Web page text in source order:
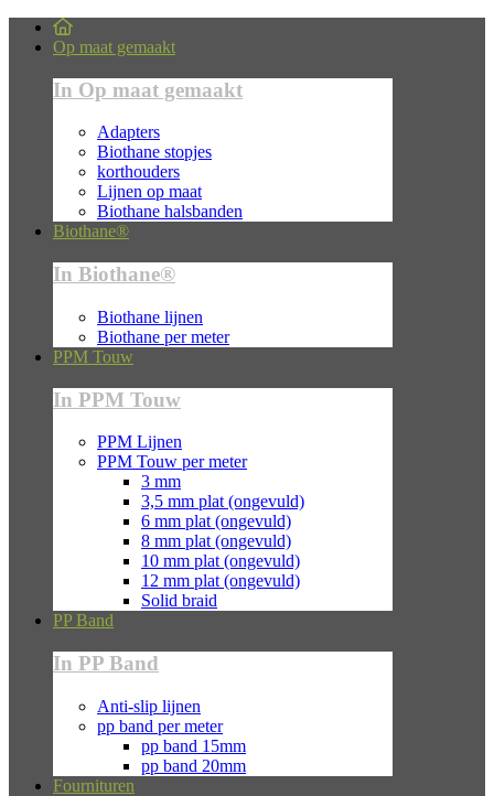
Op maat gemaakt
In Op maat gemaakt
Adapters
Biothane stopjes
korthouders
Lijnen op maat
Biothane halsbanden
Biothane®
In Biothane®
Biothane lijnen
Biothane per meter
PPM Touw
In PPM Touw
PPM Lijnen
PPM Touw per meter
3 mm
3,5 mm plat (ongevuld)
6 mm plat (ongevuld)
8 mm plat (ongevuld)
10 mm plat (ongevuld)
12 mm plat (ongevuld)
Solid braid
PP Band
In PP Band
Anti-slip lijnen
pp band per meter
pp band 15mm
pp band 20mm
Fournituren